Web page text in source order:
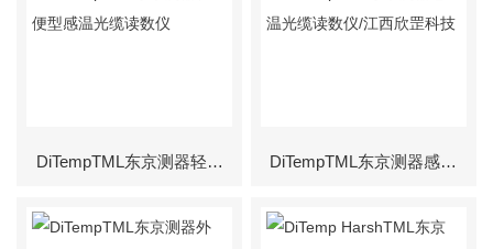
DiTempTML东京测器轻便型感温光缆读数仪 DiTempTML东京测器感温光缆读数仪/江西欣罡科技